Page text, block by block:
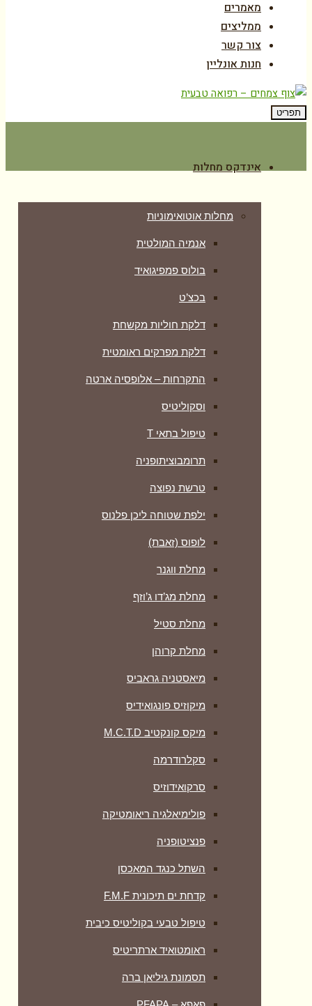
מאמרים
ממליצים
צור קשר
חנות אונליין
תפריט
אינדקס מחלות
מחלות אוטואימוניות
אנמיה המולטית
בולוס פמפיגואיד
בכצ’ט
דלקת חוליות מקשחת
דלקת מפרקים ראומטית
התקרחות – אלופסיה ארטה
וסקוליטיס
טיפול בתאי T
תרומבוציתופניה
טרשת נפוצה
ילפת שטוחה ליכן פלנוס
לופוס (זאבת)
מחלת ווגנר
מחלת מג’דו ג’וזף
מחלת סטיל
מחלת קרוהן
מיאסטניה גראביס
מיקוזיס פונגואידיס
מיקס קונקטיב M.C.T.D
סקלרודרמה
סרקואידוזיס
פולימיאלגיה ריאומטיקה
‏פנציטופניה
השתל כנגד המאכסן
קדחת ים תיכונית F.M.F
טיפול טבעי בקוליטיס כיבית
ראומטואיד ארתריטיס
תסמונת גיליאן ברה